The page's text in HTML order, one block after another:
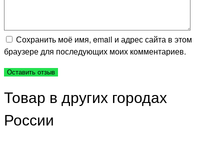
Сохранить моё имя, email и адрес сайта в этом
браузере для последующих моих комментариев.
Товар в других городах
России